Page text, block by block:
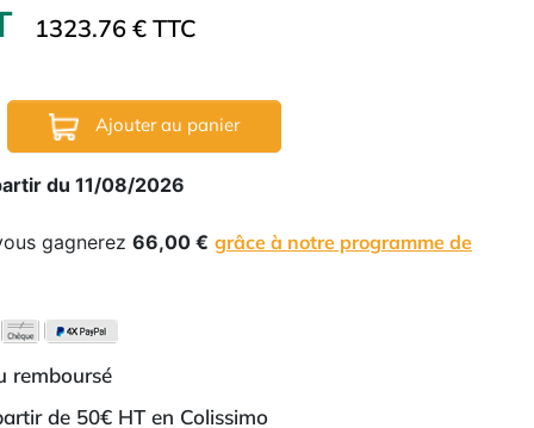
1323.76 € TTC
Ajouter au panier
du 11/08/2026
gagnerez 66,00 € grâce à notre programme de
remboursé
de 50€ HT en Colissimo